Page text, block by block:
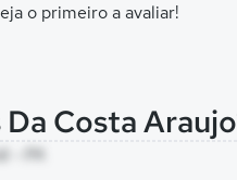
o primeiro a avaliar!
Costa
- PA